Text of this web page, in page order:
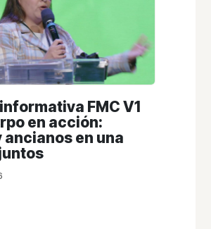
FMC V1
en acción:
ancianos en una